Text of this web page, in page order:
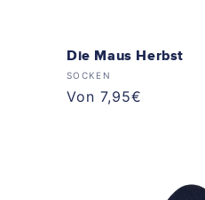
Die Maus Herbst
Anbieter:
SOCKEN
Normaler
Von 7,95€